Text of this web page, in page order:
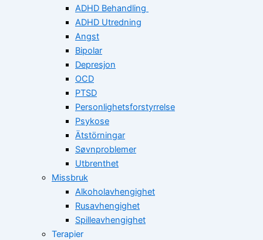
ADHD Behandling
ADHD Utredning
Angst
Bipolar
Depresjon
OCD
PTSD
Personlighetsforstyrrelse
Psykose
Ätstörningar
Søvnproblemer
Utbrenthet
Missbruk
Alkoholavhengighet
Rusavhengighet
Spilleavhengighet
Terapier